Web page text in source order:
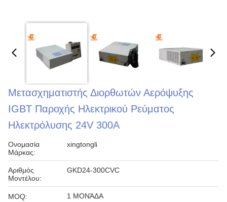
Μετασχηματιστής Διορθωτών Αερόψυξης
IGBT Παροχής Ηλεκτρικού Ρεύματος
Ηλεκτρόλυσης 24V 300A
Ονομασία
Μάρκας:
xingtongli
Αριθμός
Μοντέλου:
GKD24-300CVC
MOQ: 1 ΜΟΝΆΔΑ